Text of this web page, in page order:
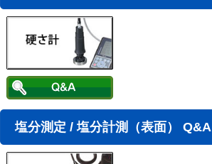
塩分測定 / 塩分計測（表面） Q&A